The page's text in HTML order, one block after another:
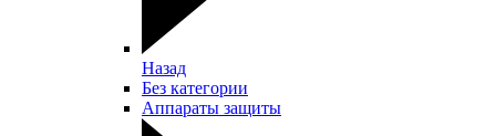
Назад
Без категории
Аппараты защиты